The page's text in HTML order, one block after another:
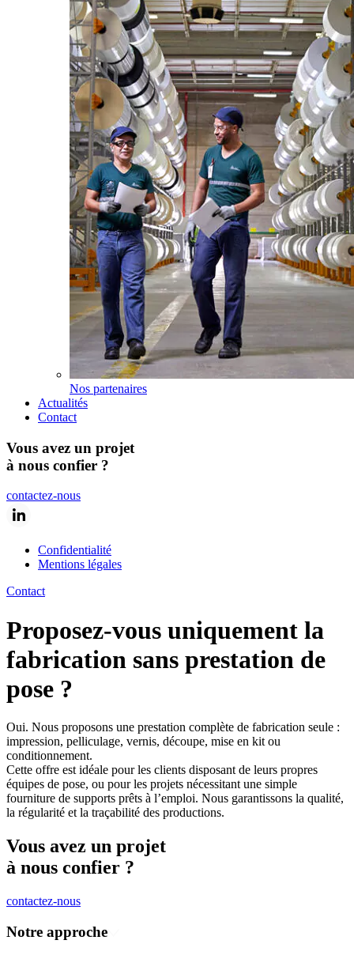
Nos partenaires
Actualités
Contact
Vous avez un projet
à nous confier ?
contactez-nous
Confidentialité
Mentions légales
Contact
Proposez-vous uniquement la
fabrication sans prestation de
pose ?
Oui. Nous proposons une prestation complète de fabrication seule :
impression, pelliculage, vernis, découpe, mise en kit ou
conditionnement.
Cette offre est idéale pour les clients disposant de leurs propres
équipes de pose, ou pour les projets nécessitant une simple
fourniture de supports prêts à l’emploi. Nous garantissons la qualité,
la régularité et la traçabilité des productions.
Vous avez un projet
à nous confier ?
contactez-nous
Notre approche